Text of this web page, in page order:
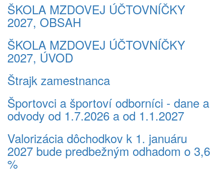
ŠKOLA MZDOVEJ ÚČTOVNÍČKY
2027, OBSAH
ŠKOLA MZDOVEJ ÚČTOVNÍČKY
2027, ÚVOD
Štrajk zamestnanca
Športovci a športoví odborníci - dane a
odvody od 1.7.2026 a od 1.1.2027
Valorizácia dôchodkov k 1. januáru
2027 bude predbežným odhadom o 3,6
%